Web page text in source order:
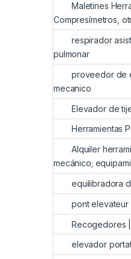
Maletines
Compresímetros,
respirador
pulmonar
proveedor de
mecanico
Elevador de
Herramientas
Alquiler
mecánico;
equilibradora
pont
Recogedores
elevador